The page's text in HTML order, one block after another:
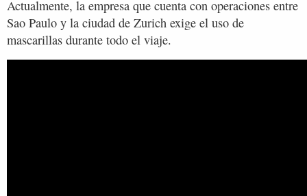
Actualmente, la empresa que cuenta con operaciones entre
Sao Paulo y la ciudad de Zurich exige el uso de
mascarillas durante todo el viaje.